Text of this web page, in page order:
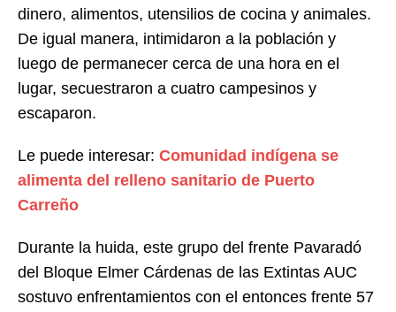
dinero, alimentos, utensilios de cocina y animales.
De igual manera, intimidaron a la población y
luego de permanecer cerca de una hora en el
lugar, secuestraron a cuatro campesinos y
escaparon.
Le puede interesar: Comunidad indígena se
alimenta del relleno sanitario de Puerto
Carreño
Durante la huida, este grupo del frente Pavaradó
del Bloque Elmer Cárdenas de las Extintas AUC
sostuvo enfrentamientos con el entonces frente 57